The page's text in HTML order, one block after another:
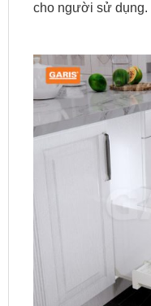
cho người sử dụng.